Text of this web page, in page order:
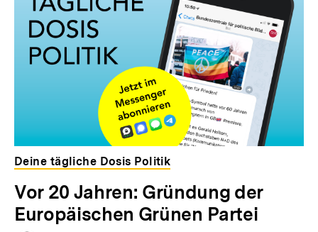
Deine tägliche Dosis Politik
Vor 20 Jahren: Gründung der
Europäischen Grünen Partei